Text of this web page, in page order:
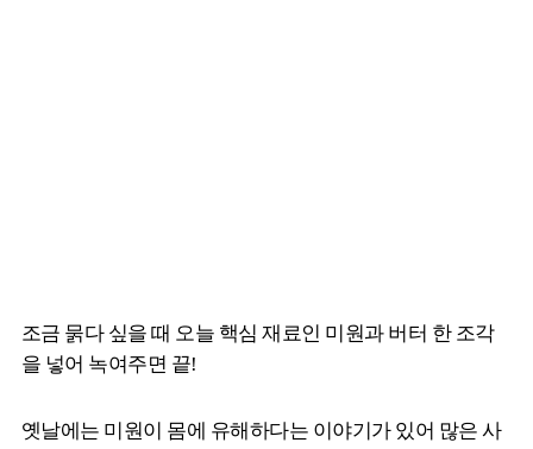
조금 묽다 싶을 때 오늘 핵심 재료인 미원과 버터 한 조각
을 넣어 녹여주면 끝!
옛날에는 미원이 몸에 유해하다는 이야기가 있어 많은 사